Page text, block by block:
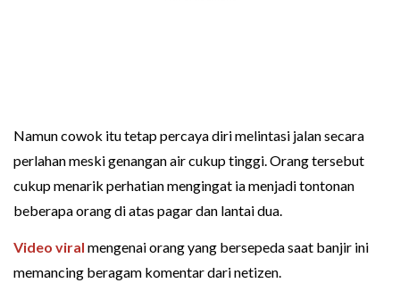
Namun cowok itu tetap percaya diri melintasi jalan secara
perlahan meski genangan air cukup tinggi. Orang tersebut
cukup menarik perhatian mengingat ia menjadi tontonan
beberapa orang di atas pagar dan lantai dua.
Video viral mengenai orang yang bersepeda saat banjir ini
memancing beragam komentar dari netizen.